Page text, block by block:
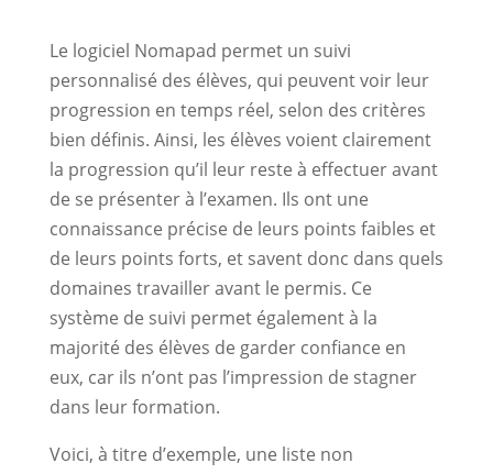
Le logiciel Nomapad permet un suivi
personnalisé des élèves, qui peuvent voir leur
progression en temps réel, selon des critères
bien définis. Ainsi, les élèves voient clairement
la progression qu’il leur reste à effectuer avant
de se présenter à l’examen. Ils ont une
connaissance précise de leurs points faibles et
de leurs points forts, et savent donc dans quels
domaines travailler avant le permis. Ce
système de suivi permet également à la
majorité des élèves de garder confiance en
eux, car ils n’ont pas l’impression de stagner
dans leur formation.
Voici, à titre d’exemple, une liste non